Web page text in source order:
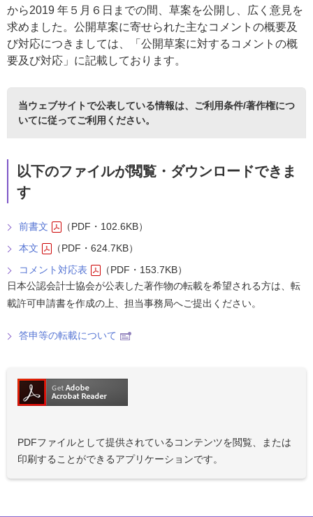
から2019 年５月６日までの間、草案を公開し、広く意見を
求めました。公開草案に寄せられた主なコメントの概要及
び対応につきましては、「公開草案に対するコメントの概
要及び対応」に記載しております。
当ウェブサイトで公表している情報は、 ご利用条件/著作権につ
いてに従ってご利用ください。
以下のファイルが閲覧・ダウンロードできま
す
前書文
（PDF・102.6KB）
本文
（PDF・624.7KB）
コメント対応表
（PDF・153.7KB）
日本公認会計士協会が公表した著作物の転載を希望される方は、転
載許可申請書を作成の上、担当事務局へご提出ください。
答申等の転載について
PDFファイルとして提供されているコンテンツを閲覧、または
印刷することができるアプリケーションです。